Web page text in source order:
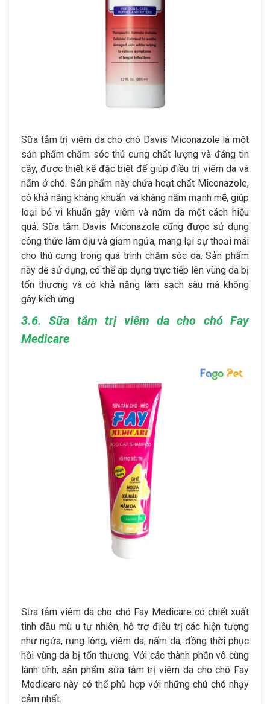
Sữa tắm trị viêm da cho chó Davis Miconazole là một
sản phẩm chăm sóc thú cưng chất lượng và đáng tin
cậy, được thiết kế đặc biệt để giúp điều trị viêm da và
nấm ở chó. Sản phẩm này chứa hoạt chất Miconazole,
có khả năng kháng khuẩn và kháng nấm mạnh mẽ, giúp
loại bỏ vi khuẩn gây viêm và nấm da một cách hiệu
quả. Sữa tắm Davis Miconazole cũng được sử dụng
công thức làm dịu và giảm ngứa, mang lại sự thoải mái
cho thú cưng trong quá trình chăm sóc da. Sản phẩm
này dễ sử dụng, có thể áp dụng trực tiếp lên vùng da bị
tổn thương và có khả năng làm sạch sâu mà không
gây kích ứng.
3.6. Sữa tắm trị viêm da cho chó Fay
Medicare
Sữa tắm viêm da cho chó Fay Medicare có chiết xuất
tinh dầu mù u tự nhiên, hỗ trợ điều trị các hiện tượng
như ngứa, rụng lông, viêm da, nấm da, đồng thời phục
hồi vùng da bị tổn thương. Với các thành phần vô cùng
lành tính, sản phẩm sữa tắm trị viêm da cho chó Fay
Medicare này có thể phù hợp với những chú chó nhạy
cảm nhất.